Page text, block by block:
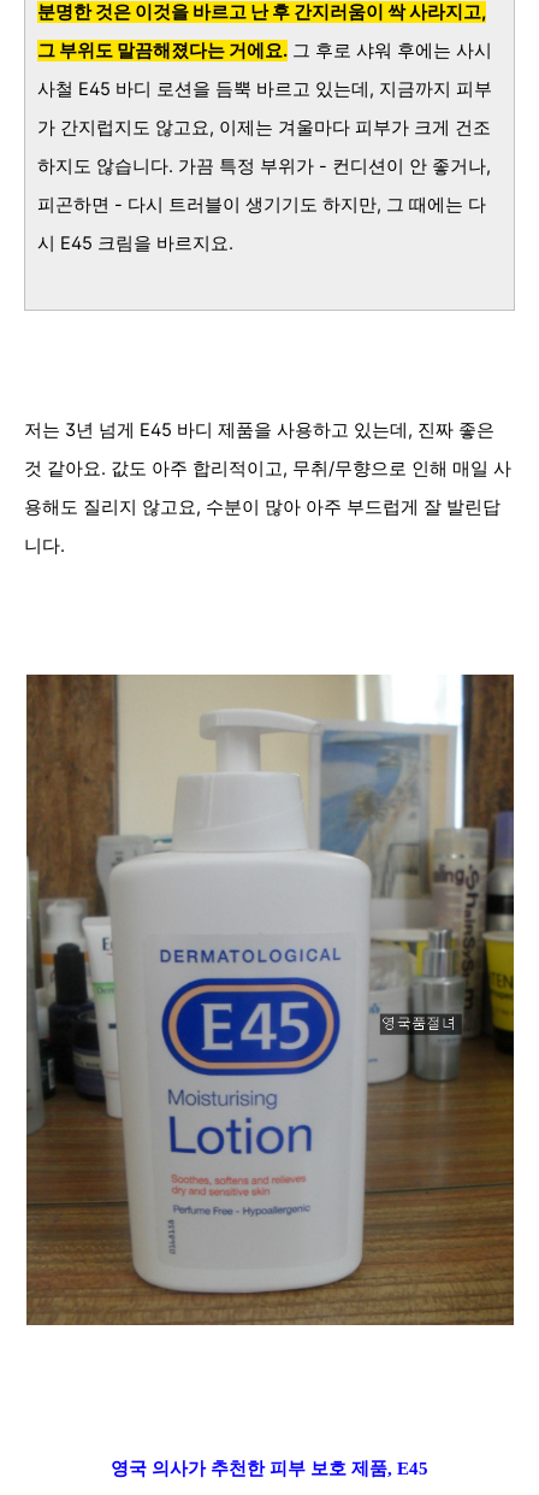
분명한 것은 이것을 바르고 난 후 간지러움이 싹 사라지고,
그 부위도 말끔해졌다는 거에요. 그 후로 샤워 후에는 사시
사철 E45 바디 로션을 듬뿍 바르고 있는데, 지금까지 피부
가 간지럽지도 않고요, 이제는 겨울마다 피부가 크게 건조
하지도 않습니다. 가끔 특정 부위가 - 컨디션이 안 좋거나,
피곤하면 - 다시 트러블이 생기기도 하지만, 그 때에는 다
시 E45 크림을 바르지요.
저는 3년 넘게 E45 바디 제품을 사용하고 있는데, 진짜 좋은
것 같아요. 값도 아주 합리적이고, 무취/무향으로 인해 매일 사
용해도 질리지 않고요, 수분이 많아 아주 부드럽게 잘 발린답
니다.
영국 의사가 추천한피부 보호 제품, E45